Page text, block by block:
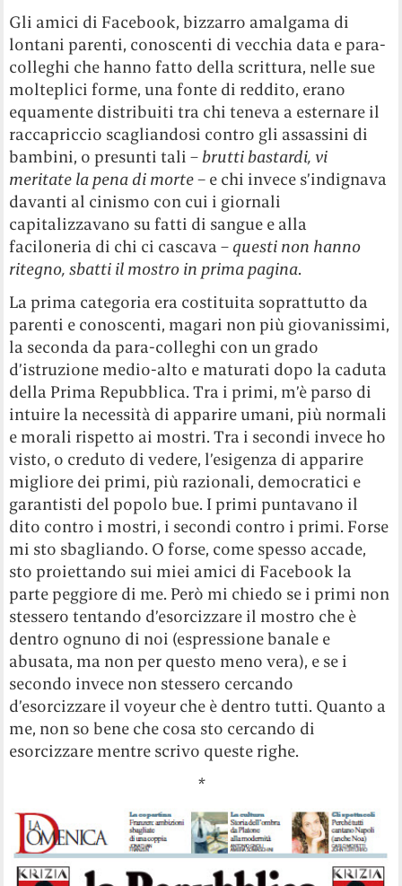
Gli amici di Facebook, bizzarro amalgama di
lontani parenti, conoscenti di vecchia data e para-
colleghi che hanno fatto della scrittura, nelle sue
molteplici forme, una fonte di reddito, erano
equamente distribuiti tra chi teneva a esternare il
raccapriccio scagliandosi contro gli assassini di
bambini, o presunti tali –brutti bastardi, vi
meritate la pena di morte – e chi invece s’indignava
davanti al cinismo con cui i giornali
capitalizzavano su fatti di sangue e alla
faciloneria di chi ci cascava – questi non hanno
ritegno, sbatti il mostro in prima pagina.
La prima categoria era costituita soprattutto da
parenti e conoscenti, magari non più giovanissimi,
la seconda da para-colleghi con un grado
d’istruzione medio-alto e maturati dopo la caduta
della Prima Repubblica. Tra i primi, m’è parso di
intuire la necessità di apparire umani, più normali
e morali rispetto ai mostri. Tra i secondi invece ho
visto, o creduto di vedere, l’esigenza di apparire
migliore dei primi, più razionali, democratici e
garantisti del popolo bue. I primi puntavano il
dito contro i mostri, i secondi contro i primi. Forse
mi sto sbagliando. O forse, come spesso accade,
sto proiettando sui miei amici di Facebook la
parte peggiore di me. Però mi chiedo se i primi non
stessero tentando d’esorcizzare il mostro che è
dentro ognuno di noi (espressione banale e
abusata, ma non per questo meno vera), e se i
secondo invece non stessero cercando
d’esorcizzare il voyeur che è dentro tutti. Quanto a
me, non so bene che cosa sto cercando di
esorcizzare mentre scrivo queste righe.
*